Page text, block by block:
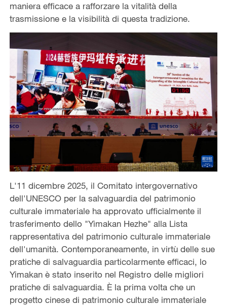
maniera efficace a rafforzare la vitalità della
trasmissione e la visibilità di questa tradizione.
L'11 dicembre 2025, il Comitato intergovernativo
dell'UNESCO per la salvaguardia del patrimonio
culturale immateriale ha approvato ufficialmente il
trasferimento dello "Yimakan Hezhe" alla Lista
rappresentativa del patrimonio culturale immateriale
dell'umanità. Contemporaneamente, in virtù delle sue
pratiche di salvaguardia particolarmente efficaci, lo
Yimakan è stato inserito nel Registro delle migliori
pratiche di salvaguardia. È la prima volta che un
progetto cinese di patrimonio culturale immateriale